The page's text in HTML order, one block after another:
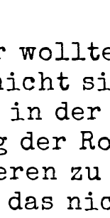
der
der
das